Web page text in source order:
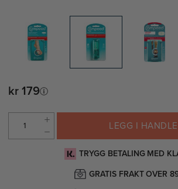
kr 179
LEGG I
TRYGG BETALING MED
GRATIS FRAKT OVER